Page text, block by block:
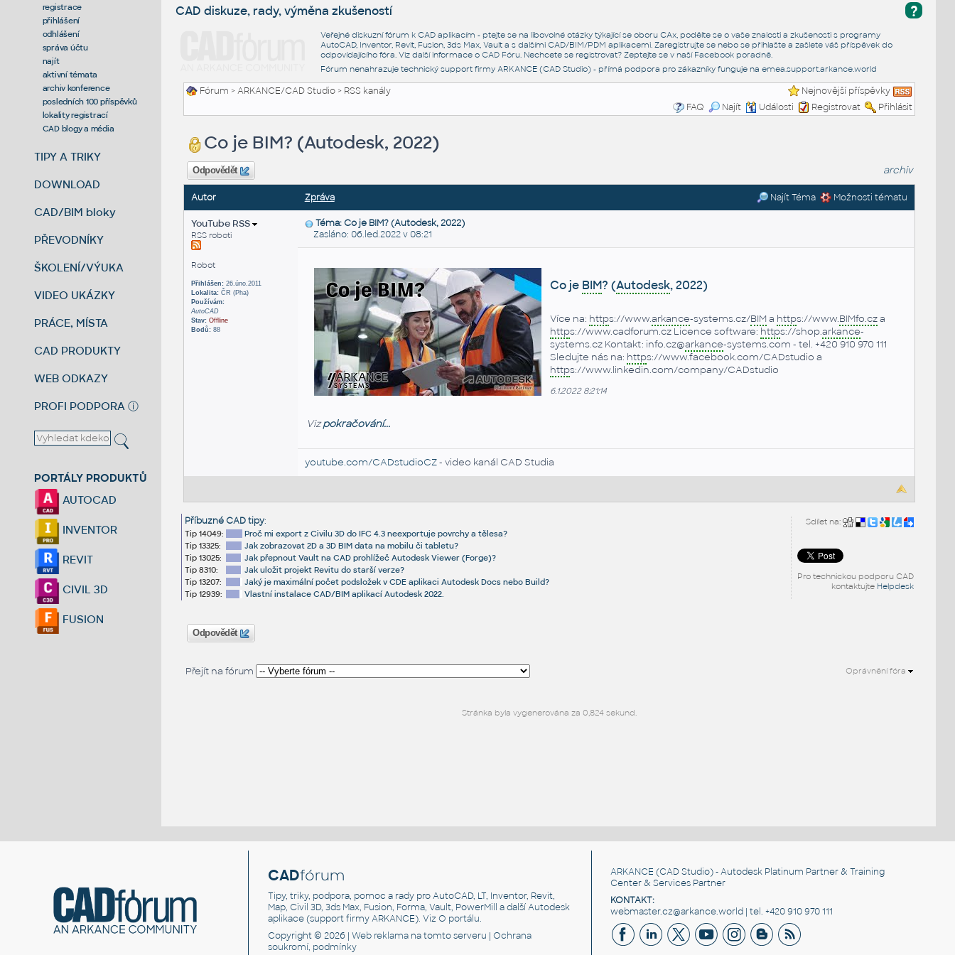
registrace
přihlášení
odhlášení
správa účtu
najít
aktivní témata
archiv konference
posledních 100 příspěvků
lokality registrací
CAD blogy a média
TIPY A TRIKY
DOWNLOAD
CAD/BIM bloky
PŘEVODNÍKY
ŠKOLENÍ/VÝUKA
VIDEO UKÁZKY
PRÁCE, MÍSTA
CAD PRODUKTY
WEB ODKAZY
PROFI PODPORA ⓘ
PORTÁLY PRODUKTŮ
AUTOCAD
INVENTOR
REVIT
CIVIL 3D
FUSION
?
CAD diskuze, rady, výměna zkušeností
Veřejné diskuzní fórum k CAD aplikacím - ptejte se na libovolné otázky týkající se oboru CAx, podělte se o vaše znalosti a zkušenosti s programy
AutoCAD, Inventor, Revit, Fusion, 3ds Max, Vault a s dalšími CAD/BIM/PDM aplikacemi. Zaregistrujte se nebo se přihlašte a zašlete váš příspěvek do
odpovídajícího fóra. Viz další informace o CAD Fóru. Nechcete se registrovat? Zeptejte se v naší Facebook poradně.
Fórum nenahrazuje technický support firmy ARKANCE (CAD Studio) - přímá podpora pro zákazníky funguje na emea.support.arkance.world
Fórum >ARKANCE/CAD Studio> RSS kanály
Nejnovější příspěvky
FAQ
Najít Události Registrovat Přihlásit
Co je BIM? (Autodesk, 2022)
Odpovědět archiv
Autor Zpráva Najít Téma Možnosti tématu
YouTube RSS
RSS roboti
Robot
Přihlášen:26.úno.2011
Lokalita:ČR (Pha)
Používám:
AutoCAD
Stav: Offline
Bodů:88
Téma: Co je BIM? (Autodesk, 2022)
Zasláno: 06.led.2022 v 08:21
Co je BIM? (Autodesk, 2022)
Více na: https://www.arkance-systems.cz/BIMa https://www.BIMfo.cza
https://www.cadforum.cz Licence software: https://shop.arkance-
systems.cz Kontakt: info.cz@arkance-systems.com - tel. +420 910 970 111
Sledujte nás na: https://www.facebook.com/CADstudio a
https://www.linkedin.com/company/CADstudio
6.1.2022 8:21:14
Vizpokračování...
youtube.com/CADstudioCZ- video kanál CAD Studia
Sdílet na:
Pro technickou podporu CAD
kontaktujte Helpdesk
Příbuzné CAD tipy:
Tip 14049:
Proč mi export z Civilu 3D do IFC 4.3 neexportuje povrchy a tělesa?
Tip 13325:
Jak zobrazovat 2D a 3D BIM data na mobilu či tabletu?
Tip 13025:
Jak přepnout Vault na CAD prohlížeč Autodesk Viewer (Forge)?
Tip 8310:
Jak uložit projekt Revitu do starší verze?
Tip 13207:
Jaký je maximální počet podsložek v CDE aplikaci Autodesk Docs nebo Build?
Tip 12939:
Vlastní instalace CAD/BIM aplikací Autodesk 2022.
Odpovědět
Přejít na fórum Oprávnění fóra
Stránka byla vygenerována za 0,824 sekund.
CADfórum
Tipy, triky, podpora, pomoc a rady pro AutoCAD, LT, Inventor, Revit,
Map, Civil 3D, 3ds Max, Fusion, Forma, Vault, PowerMill a další Autodesk
aplikace (support firmy ARKANCE). VizO portálu.
Copyright © 2026 |Web reklama na tomto serveru |Ochrana
soukromí, podmínky
ARKANCE (CAD Studio) - Autodesk Platinum Partner & Training
Center & Services Partner
KONTAKT:
webmaster.cz@arkance.world | tel. +420 910 970 111